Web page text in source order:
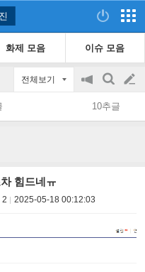
화제 모음 이슈 모음
전체보기
공
지
on/off
검
색
글
쓰
10추글
힘드네ㅠ
2 2025-05-18 00:12:03